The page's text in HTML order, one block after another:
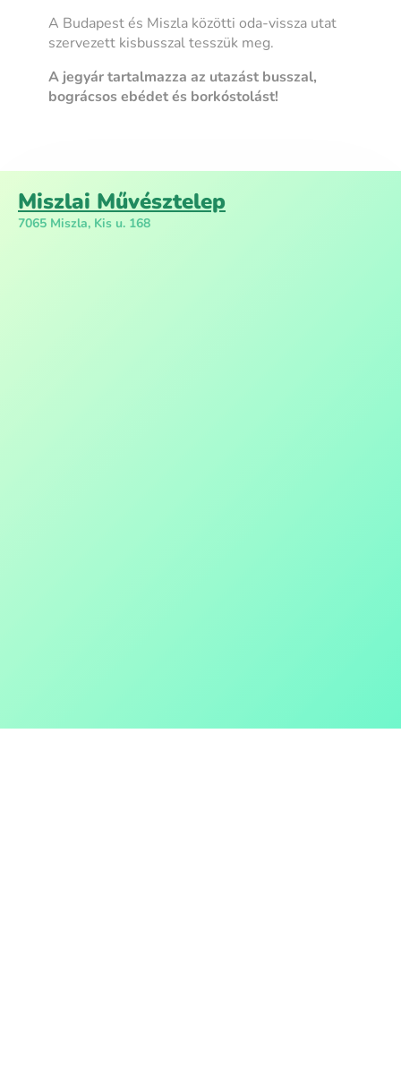
A Budapest és Miszla közötti oda-vissza utat
szervezett kisbusszal tesszük meg.
A jegyár tartalmazza az utazást busszal,
bográcsos ebédet és borkóstolást!
Miszlai Művésztelep
7065 Miszla, Kis u. 168